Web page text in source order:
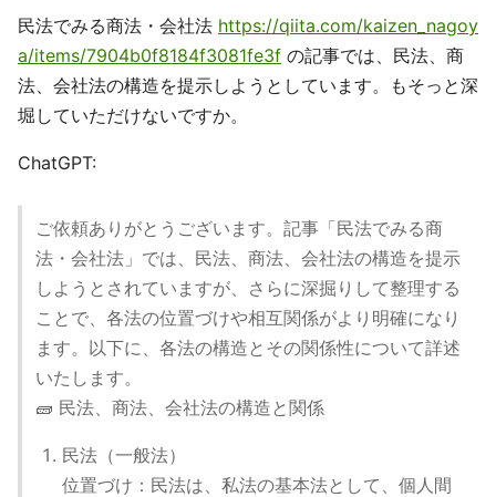
民法でみる商法・会社法 https://qiita.com/kaizen_nagoy
a/items/7904b0f8184f3081fe3f の記事では、民法、商
法、会社法の構造を提示しようとしています。もそっと深
堀していただけないですか。
ChatGPT:
ご依頼ありがとうございます。記事「民法でみる商
法・会社法」では、民法、商法、会社法の構造を提示
しようとされていますが、さらに深掘りして整理する
ことで、各法の位置づけや相互関係がより明確になり
ます。以下に、各法の構造とその関係性について詳述
いたします。
🧱 民法、商法、会社法の構造と関係
民法（一般法）
位置づけ：民法は、私法の基本法として、個人間